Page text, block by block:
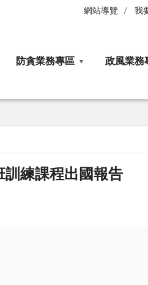
網站導覽 我
防貪業務專區 政風業務
練課程出國報告